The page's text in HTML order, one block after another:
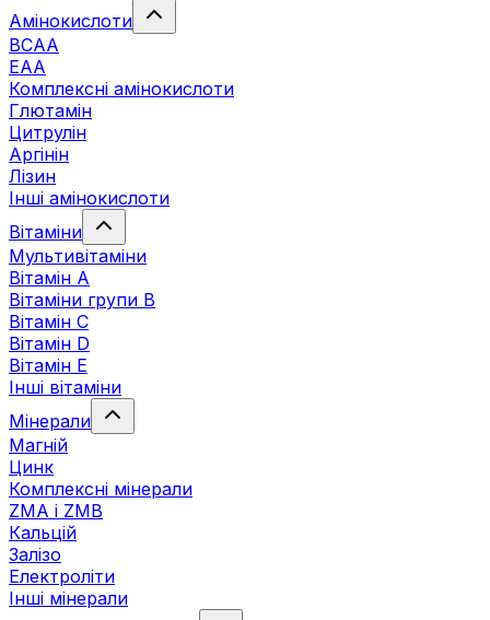
Амінокислоти
BCAA
EAA
Комплексні амінокислоти
Глютамін
Цитрулін
Аргінін
Лізин
Інші амінокислоти
Вітаміни
Мультивітаміни
Вітамін А
Вітаміни групи В
Вітамін C
Вітамін D
Вітамін Е
Інші вітаміни
Мінерали
Магній
Цинк
Комплексні мінерали
ZMA і ZMB
Кальцій
Залізо
Електроліти
Інші мінерали